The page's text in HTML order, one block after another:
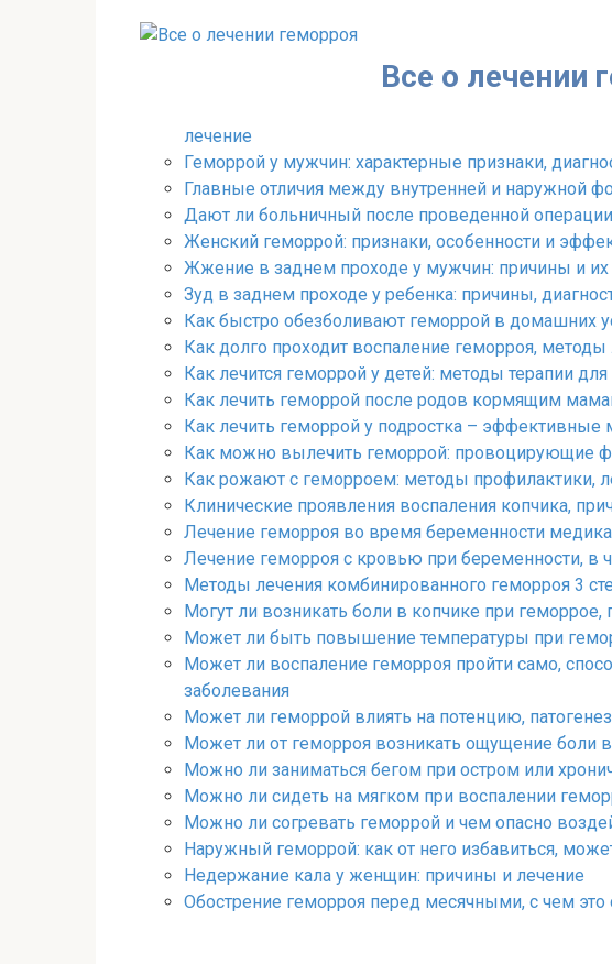
Все о лечении
лечение
Геморрой у мужчин: характерные признаки,
Главные отличия между внутренней и наружной
Дают ли больничный после проведенной
Женский геморрой: признаки, особенности и
Жжение в заднем проходе у мужчин: причины и их
Зуд в заднем проходе у ребенка: причины,
Как быстро обезболивают геморрой в домашних
Как долго проходит воспаление геморроя,
Как лечится геморрой у детей: методы терапии
Как лечить геморрой после родов кормящим
Как лечить геморрой у подростка – эффективные
Как можно вылечить геморрой: провоцирующие
Как рожают с геморроем: методы профилактики,
Клинические проявления воспаления копчика,
Лечение геморроя во время беременности
Лечение геморроя с кровью при беременности, в
Методы лечения комбинированного геморроя 3
Могут ли возникать боли в копчике при
Может ли быть повышение температуры при
Может ли воспаление геморроя пройти само,
заболевания
Может ли геморрой влиять на потенцию,
Может ли от геморроя возникать ощущение боли
Можно ли заниматься бегом при остром или
Можно ли сидеть на мягком при воспалении
Можно ли согревать геморрой и чем опасно
Наружный геморрой: как от него избавиться,
Недержание кала у женщин: причины и лечение
Обострение геморроя перед месячными, с чем